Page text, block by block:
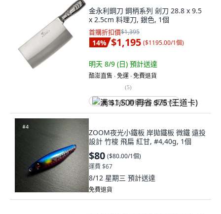
金永利鋼刀 鋼柄系列 剁刀 28.8 x 9.5
x 2.5cm 料理刀, 銀色, 1個
首購折扣價$1,395
14% $1,195 ($1195.00/1個)
明天 8/9 (日) 預計送達
酷澎直售 ∙ 免運 ∙ 免費退貨
(5)
满 $1,500 再省 $75 (王道卡)
ZOOM夜光小鐵板 岸拋鐵板 微鐵 遠投
設計 竹梭 飛扁 紅甘, #4,40g, 1個
$80 ($80.00/1個)
運費 $67
8/12 星期三 預計送達
免費退貨